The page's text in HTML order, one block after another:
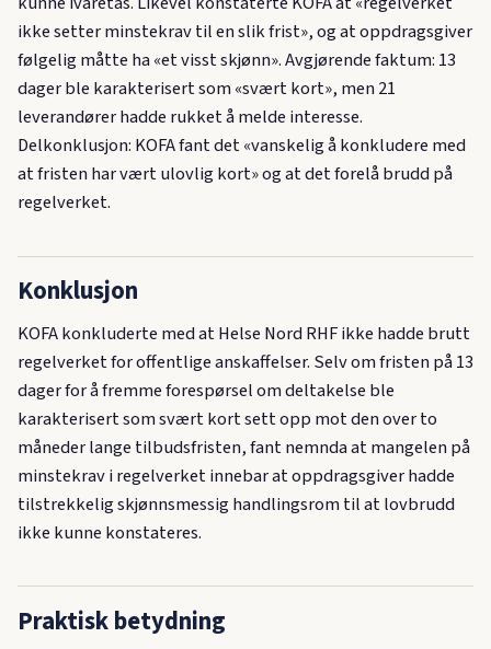
ikke setter minstekrav til en slik frist», og at oppdragsgiver
følgelig måtte ha «et visst skjønn». Avgjørende faktum: 13
dager ble karakterisert som «svært kort», men 21
leverandører hadde rukket å melde interesse.
Delkonklusjon: KOFA fant det «vanskelig å konkludere med
at fristen har vært ulovlig kort» og at det forelå brudd på
regelverket.
Konklusjon
KOFA konkluderte med at Helse Nord RHF ikke hadde brutt
regelverket for offentlige anskaffelser. Selv om fristen på 13
dager for å fremme forespørsel om deltakelse ble
karakterisert som svært kort sett opp mot den over to
måneder lange tilbudsfristen, fant nemnda at mangelen på
minstekrav i regelverket innebar at oppdragsgiver hadde
tilstrekkelig skjønnsmessig handlingsrom til at lovbrudd
ikke kunne konstateres.
Praktisk betydning